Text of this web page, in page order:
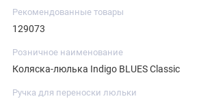
Рекомендованные товары
129073
Розничное наименование
Коляска-люлька Indigo BLUES Classic
Ручка для переноски люльки